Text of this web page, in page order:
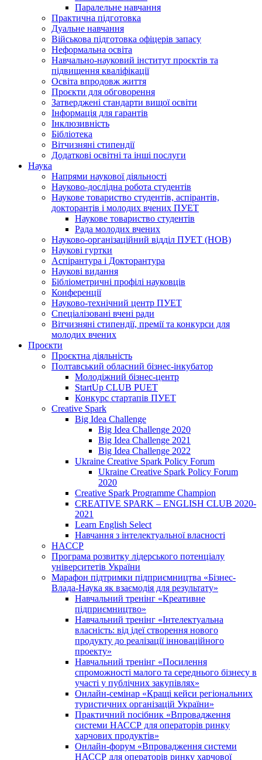
Паралельне навчання
Практична підготовка
Дуальне навчання
Військова підготовка офіцерів запасу
Неформальна освіта
Навчально-науковий інститут проєктів та
підвищення кваліфікації
Освіта впродовж життя
Проєкти для обговорення
Затверджені стандарти вищої освіти
Інформація для гарантів
Інклюзивність
Бібліотека
Вітчизняні стипендії
Додаткові освітні та інші послуги
Наука
Напрями наукової діяльності
Науково-дослідна робота студентів
Наукове товариство студентів, аспірантів,
докторантів і молодих вчених ПУЕТ
Наукове товариство студентів
Рада молодих вчених
Науково-організаційний відділ ПУЕТ (НОВ)
Наукові гуртки
Аспірантура і Докторантура
Наукові видання
Бібліометричні профілі науковців
Конференції
Науково-технічний центр ПУЕТ
Спеціалізовані вчені ради
Вітчизняні стипендії, премії та конкурси для
молодих вчених
Проєкти
Проєктна діяльність
Полтавський обласний бізнес-інкубатор
Молодіжний бізнес-центр
StartUp CLUB PUET
Конкурс стартапів ПУЕТ
Creative Spark
Big Idea Challenge
Big Idea Challenge 2020
Big Idea Challenge 2021
Big Idea Challenge 2022
Ukraine Creative Spark Policy Forum
Ukraine Creative Spark Policy Forum
2020
Creative Spark Programme Champion
CREATIVE SPARK – ENGLISH CLUB 2020-
2021
Learn English Select
Навчання з інтелектуальної власності
HACCP
Програма розвитку лідерського потенціалу
університетів України
Марафон підтримки підприємництва «Бізнес-
Влада-Наука як взаємодія для результату»
Навчальний тренінг «Креативне
підприємництво»
Навчальний тренінг «Інтелектуальна
власність: від ідеї створення нового
продукту до реалізації інноваційного
проекту»
Навчальний тренінг «Посилення
спроможності малого та середнього бізнесу в
участі у публічних закупівлях»
Онлайн-семінар «Кращі кейси регіональних
туристичних організацій України»
Практичний посібник «Впровадження
системи НАССР для операторів ринку
харчових продуктів»
Онлайн-форум «Впровадження системи
НАССР для операторів ринку харчової